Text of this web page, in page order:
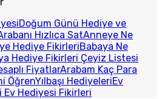
Doğum Günü Hediye ve
Hızlıca SatAnneye Ne
Hediye FikirleriBabaya Ne
Hediye Fikirleri Çeyiz Listesi
FiyatlarArabam Kaç Para
ÖğrenYılbaşı HediyeleriEv
Ev Hediyesi Fikirleri